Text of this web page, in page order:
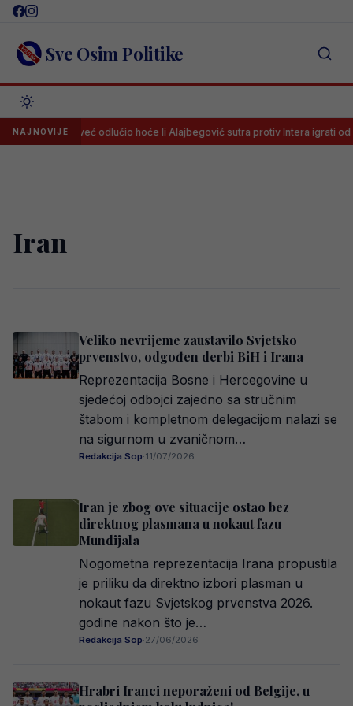
Skip
content Sve Osim Politike
NAJNOVIJE
Spalletti već odlučio hoće li Alajbegović sutra protiv Intera igrati od
Iran
Veliko nevrijeme zaustavilo Svjetsko
prvenstvo, odgođen derbi BiH i Irana
Reprezentacija Bosne i Hercegovine u
sjedećoj odbojci zajedno sa stručnim
štabom i kompletnom delegacijom nalazi se
na sigurnom u zvaničnom…
Redakcija Sop·11/07/2026
Iran je zbog ove situacije ostao bez
direktnog plasmana u nokaut fazu
Mundijala
Nogometna reprezentacija Irana propustila
je priliku da direktno izbori plasman u
nokaut fazu Svjetskog prvenstva 2026.
godine nakon što je…
Redakcija Sop·27/06/2026
Hrabri Iranci neporaženi od Belgije, u